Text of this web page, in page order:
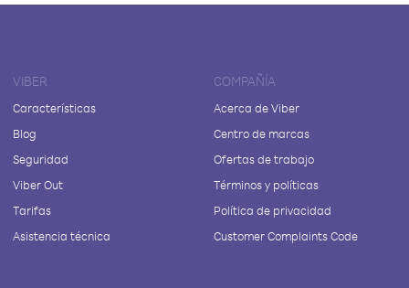
VIBER
Características
Blog
Seguridad
Viber Out
Tarifas
Asistencia técnica
COMPAÑÍA
Acerca de Viber
Centro de marcas
Ofertas de trabajo
Términos y políticas
Política de privacidad
Customer Complaints Code